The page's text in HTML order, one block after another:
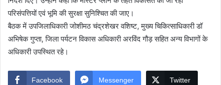
परिसंपत्तियों एवं भूमि की सुरक्षा सुनिश्चित की जाए।
बैठक में उपजिलाधिकारी जोशीमठ चंद्रशेखर वशिष्ट, मुख्य चिकित्साधिकारी डॉ
अभिषेक गुप्ता, जिला पर्यटन विकास अधिकारी अरविंद गौड़ सहित अन्य विभागों के
अधिकारी उपस्थित रहे।
Facebook Messenger Twitter